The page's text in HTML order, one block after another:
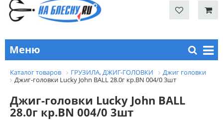
Меню
Каталог товаров ГРУЗИЛА, ДЖИГ-ГОЛОВКИ
Джиг головки
Джиг-головки Lucky John BALL 28.0г кр.BN 004/0 3шт
Джиг-головки Lucky John BALL
28.0г кр.BN 004/0 3шт